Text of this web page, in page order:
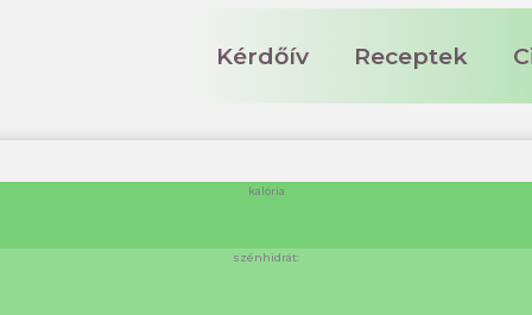
Kérdőív Receptek
kalória
szénhidrát: